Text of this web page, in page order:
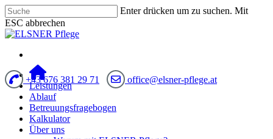
Enter drücken um zu suchen. Mit
ESC abbrechen
+43 676 381 29 71 office@elsner-pflege.at
Leistungen
Ablauf
Betreuungsfragebogen
Kalkulator
Über uns